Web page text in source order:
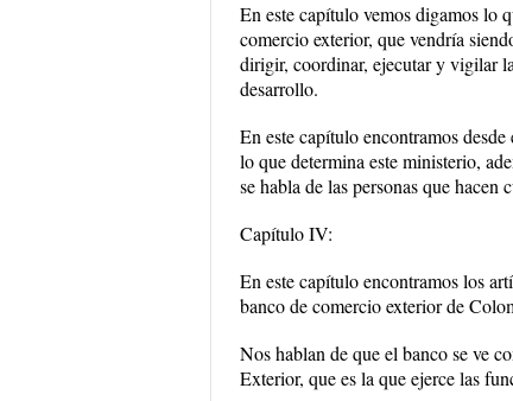
En este capítulo vemos digamos lo
comercio exterior, que vendría
dirigir, coordinar, ejecutar y vigilar
desarrollo.
En este capítulo encontramos
lo que determina este ministerio,
se habla de las personas que hacen
Capítulo IV:
En este capítulo encontramos los
banco de comercio exterior de
Nos hablan de que el banco se ve
Exterior, que es la que ejerce las